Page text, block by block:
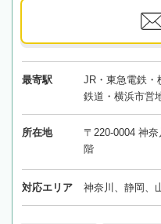
最寄駅
JR・東急電鉄・
鉄道・横浜市営
所在地
〒220-0004 神
階
対応エリア 神奈川、静岡、